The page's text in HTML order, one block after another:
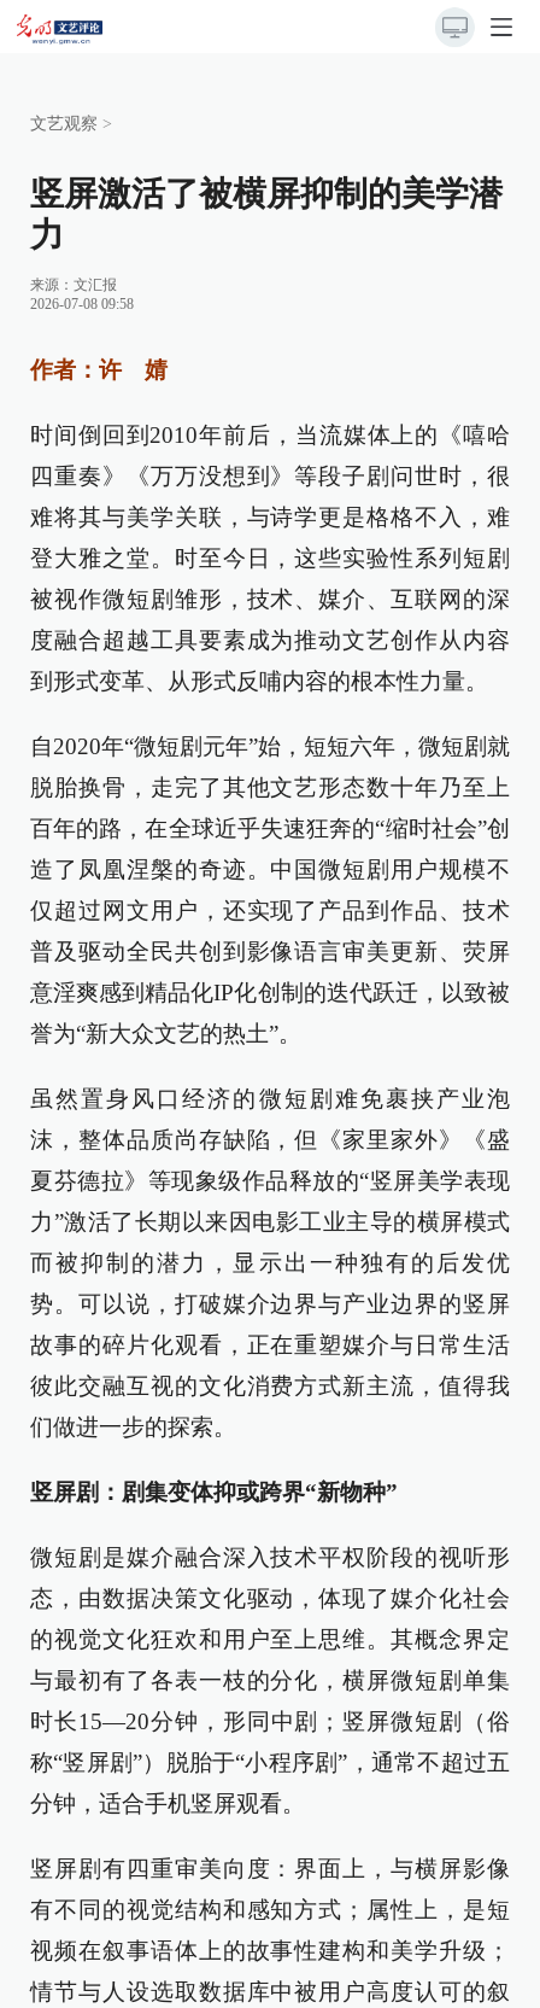
文艺观察 >
竖屏激活了被横屏抑制的美学潜
力
来源： 文汇报
2026-07-08 09:58
作者：许 婧
时间倒回到2010年前后，当流媒体上的《嘻哈
四重奏》《万万没想到》等段子剧问世时，很
难将其与美学关联，与诗学更是格格不入，难
登大雅之堂。时至今日，这些实验性系列短剧
被视作微短剧雏形，技术、媒介、互联网的深
度融合超越工具要素成为推动文艺创作从内容
到形式变革、从形式反哺内容的根本性力量。
自2020年“微短剧元年”始，短短六年，微短剧就
脱胎换骨，走完了其他文艺形态数十年乃至上
百年的路，在全球近乎失速狂奔的“缩时社会”创
造了凤凰涅槃的奇迹。中国微短剧用户规模不
仅超过网文用户，还实现了产品到作品、技术
普及驱动全民共创到影像语言审美更新、荧屏
意淫爽感到精品化IP化创制的迭代跃迁，以致被
誉为“新大众文艺的热土”。
虽然置身风口经济的微短剧难免裹挟产业泡
沫，整体品质尚存缺陷，但《家里家外》《盛
夏芬德拉》等现象级作品释放的“竖屏美学表现
力”激活了长期以来因电影工业主导的横屏模式
而被抑制的潜力，显示出一种独有的后发优
势。可以说，打破媒介边界与产业边界的竖屏
故事的碎片化观看，正在重塑媒介与日常生活
彼此交融互视的文化消费方式新主流，值得我
们做进一步的探索。
竖屏剧：剧集变体抑或跨界“新物种”
微短剧是媒介融合深入技术平权阶段的视听形
态，由数据决策文化驱动，体现了媒介化社会
的视觉文化狂欢和用户至上思维。其概念界定
与最初有了各表一枝的分化，横屏微短剧单集
时长15—20分钟，形同中剧；竖屏微短剧（俗
称“竖屏剧”）脱胎于“小程序剧”，通常不超过五
分钟，适合手机竖屏观看。
竖屏剧有四重审美向度：界面上，与横屏影像
有不同的视觉结构和感知方式；属性上，是短
视频在叙事语体上的故事性建构和美学升级；
情节与人设选取数据库中被用户高度认可的叙